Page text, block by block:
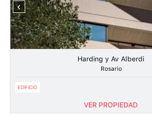
‹
Harding y Av Alberdi
Rosario
EDIFICIO
VER PROPIEDAD